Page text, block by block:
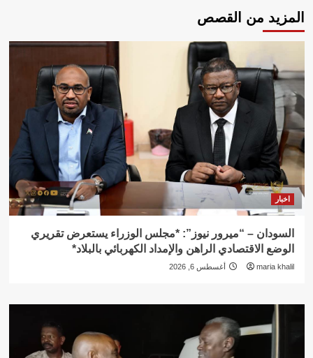
المزيد من القصص
اخبار
السودان – “ميرور نيوز”: *مجلس الوزراء يستعرض تقريري
الوضع الاقتصادي الراهن والإمداد الكهربائي بالبلاد*
maria khalil أغسطس 6, 2026